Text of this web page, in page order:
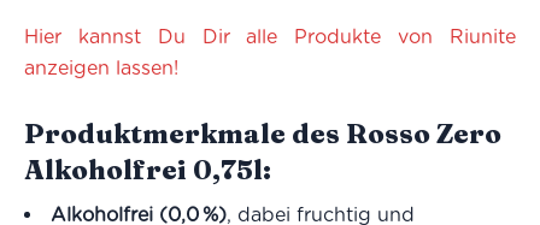
Hier kannst Du Dir alle Produkte von Riunite
anzeigen lassen!
Produktmerkmale des Rosso Zero
Alkoholfrei 0,75l:
Alkoholfrei (0,0 %), dabei fruchtig und